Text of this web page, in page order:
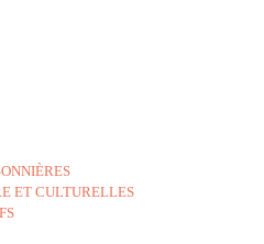
ET CULTURELLES